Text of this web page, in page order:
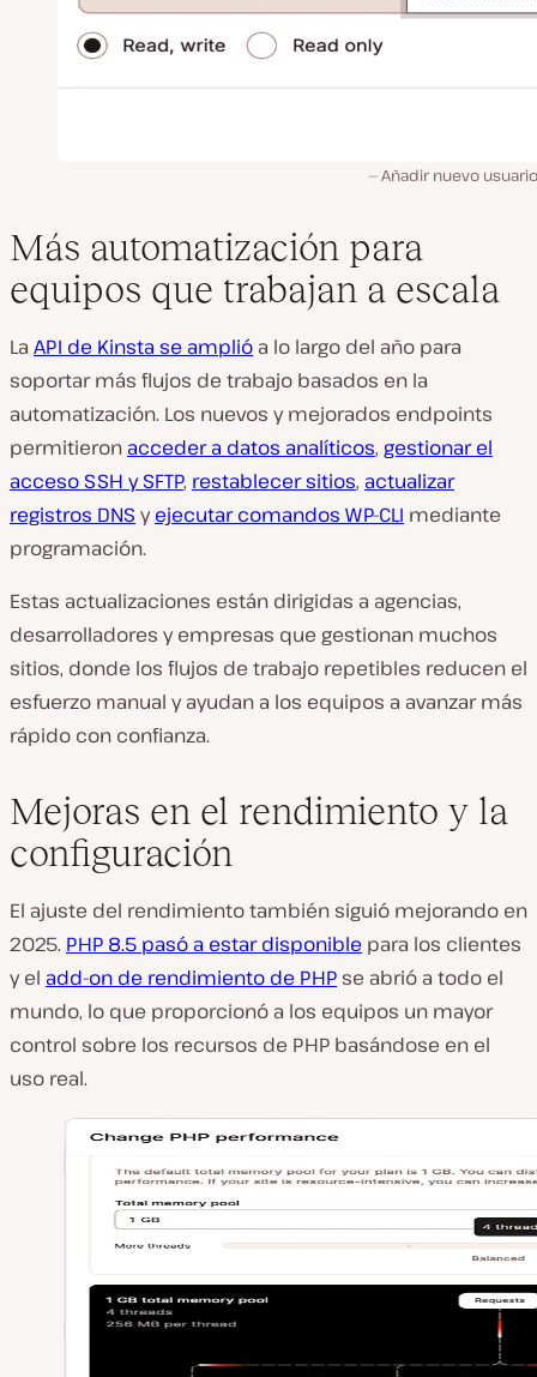
Añadir nuevo usuario
Más automatización para
equipos que trabajan a escala
La API de Kinsta se amplió a lo largo del año para
soportar más flujos de trabajo basados en la
automatización. Los nuevos y mejorados endpoints
permitieron acceder a datos analíticos, gestionar el
acceso SSH y SFTP, restablecer sitios, actualizar
registros DNS yejecutar comandos WP-CLI mediante
programación.
Estas actualizaciones están dirigidas a agencias,
desarrolladores y empresas que gestionan muchos
sitios, donde los flujos de trabajo repetibles reducen el
esfuerzo manual y ayudan a los equipos a avanzar más
rápido con confianza.
Mejoras en el rendimiento y la
configuración
El ajuste del rendimiento también siguió mejorando en
2025. PHP 8.5 pasó a estar disponible para los clientes
y el add-on de rendimiento de PHP se abrió a todo el
mundo, lo que proporcionó a los equipos un mayor
control sobre los recursos de PHP basándose en el
uso real.